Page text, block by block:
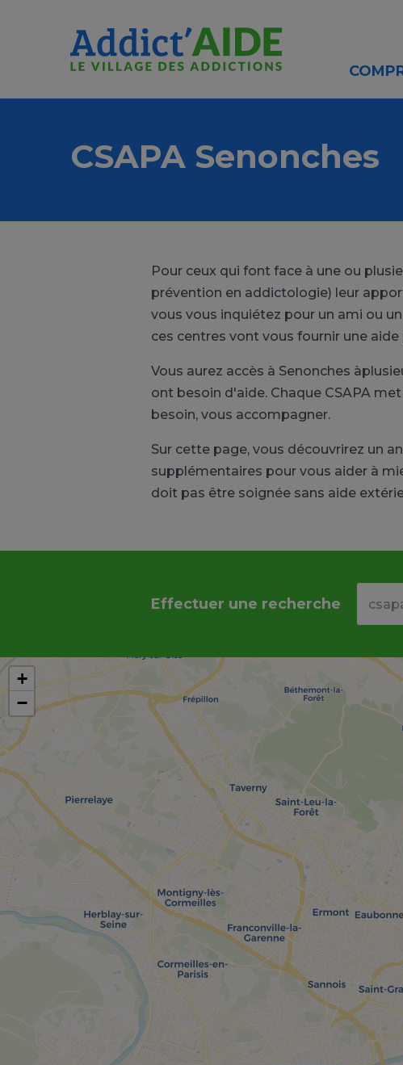
CSAPA Senonches
Pour ceux qui font face à une ou
prévention en addictologie) leur
vous vous inquiétez pour un ami ou
ces centres vont vous fournir une
Vous aurez accès à Senonches
ont besoin d'aide. Chaque CSAPA
besoin, vous accompagner.
Sur cette page, vous découvrirez un
supplémentaires pour vous aider à
doit pas être soignée sans aide
Effectuer une recherche
+
−